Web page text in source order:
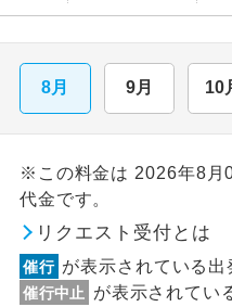
8月 9月 10
※この料金は 2026年8月
代金です。
リクエスト受付とは
催行 が表示されている出
催行中止
が表示されてい